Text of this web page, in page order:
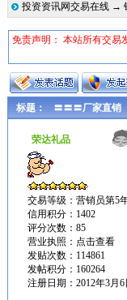
投资资讯网交易在线→
免责声明： 本站所有交易
标题： 〓〓〓厂家直销
荣达礼品
交易等级：营销员第5
信用积分：1402
评分次数：85
营业执照： 点击查看
发贴次数：114861
发帖积分：160264
注册日期：2012年3月6